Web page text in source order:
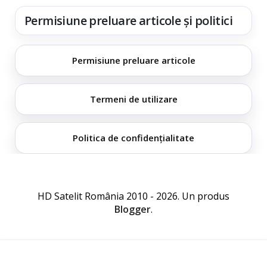
Permisiune preluare articole și politici
Permisiune preluare articole
Termeni de utilizare
Politica de confidențialitate
HD Satelit România 2010 - 2026. Un produs
Blogger.